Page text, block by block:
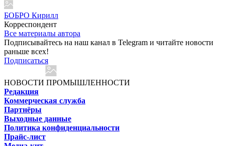
БОБРО Кирилл
Корреспондент
Все материалы автора
Подписывайтесь на наш канал в Telegram и читайте новости
раньше всех!
Подписаться
НОВОСТИ ПРОМЫШЛЕННОСТИ
Редакция
Коммерческая служба
Партнёры
Выходные данные
Политика конфиденциальности
Прайс-лист